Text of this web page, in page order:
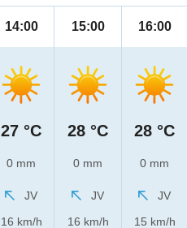
14:00
27 °C
0 mm
JV
16 km/h
15:00
28 °C
0 mm
JV
16 km/h
16:00
28 °C
0 mm
JV
15 km/h